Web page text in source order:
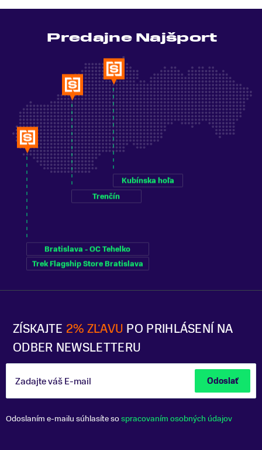
ZÍSKAJTE 2% ZĽAVU PO PRIHLÁSENÍ NA
ODBER NEWSLETTERU
Zadajte váš E-mail Odoslať
Odoslaním e-mailu súhlasíte sospracovaním osobných údajov
Predajne Najšport
Bratislava - OC Tehelko
Trek Flagship Store Bratislava
Trenčín
Kubínska hoľa